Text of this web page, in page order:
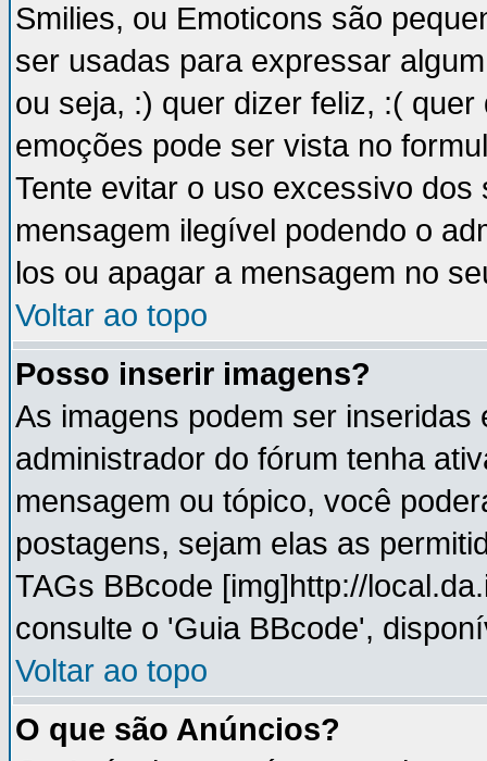
Smilies, ou Emoticons são
ser usadas para expressar
ou seja, :) quer dizer feliz, :(
emoções pode ser vista no
Tente evitar o uso excessivo
mensagem ilegível podendo o
los ou apagar a mensagem no
Voltar ao topo
Posso inserir imagens?
As imagens podem ser
administrador do fórum tenha
mensagem ou tópico, você
postagens, sejam elas as
TAGs BBcode [img]http://
consulte o 'Guia BBcode',
Voltar ao topo
O que são Anúncios?